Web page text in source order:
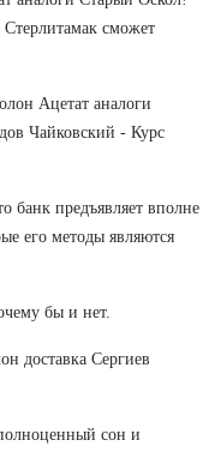
сможет
Ацетат аналоги
Чайковский - Курс
банк предъявляет вполне
его методы являются
бы и нет.
доставка Сергиев
сон и